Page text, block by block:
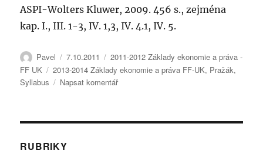
ASPI-Wolters Kluwer, 2009. 456 s., zejména
kap. I., III. 1-3, IV. 1,3, IV. 4.1, IV. 5.
Autor:
Pavel Publikováno:
7.10.2011 Rubriky:
2011-2012 Základy ekonomie a práva -
FF UK
Štítky:
2013-2014 Základy ekonomie a práva FF-UK, Pražák,
Syllabus
Napsat komentářpro
názvem
RUBRIKY